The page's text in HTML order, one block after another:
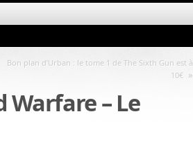
Bon plan d’Urban : le tome 1 de The Sixth Gun est à
10€ »
Warfare – Le